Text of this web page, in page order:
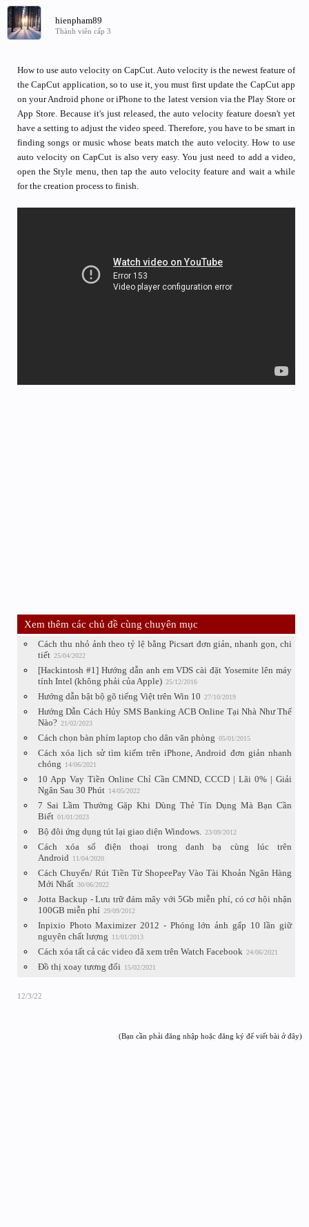
hienpham89
Thành viên cấp 3
How to use auto velocity on CapCut. Auto velocity is the newest feature of
the CapCut application, so to use it, you must first update the CapCut app
on your Android phone or iPhone to the latest version via the Play Store or
App Store. Because it's just released, the auto velocity feature doesn't yet
have a setting to adjust the video speed. Therefore, you have to be smart in
finding songs or music whose beats match the auto velocity. How to use
auto velocity on CapCut is also very easy. You just need to add a video,
open the Style menu, then tap the auto velocity feature and wait a while
for the creation process to finish.
Xem thêm các chủ đề cùng chuyên mục
Cách thu nhỏ ảnh theo tỷ lệ bằng Picsart đơn giản, nhanh gọn, chi
tiết 25/04/2022
[Hackintosh #1] Hướng dẫn anh em VDS cài đặt Yosemite lên máy
tính Intel (không phải của Apple) 25/12/2016
Hướng dẫn bật bộ gõ tiếng Việt trên Win 10 27/10/2019
Hướng Dẫn Cách Hủy SMS Banking ACB Online Tại Nhà Như Thế
Nào? 21/02/2023
Cách chọn bàn phím laptop cho dân văn phòng 05/01/2015
Cách xóa lịch sử tìm kiếm trên iPhone, Android đơn giản nhanh
chóng
14/06/2021
10 App Vay Tiền Online Chỉ Cần CMND, CCCD | Lãi 0% | Giải
Ngân Sau 30 Phút 14/05/2022
7 Sai Lầm Thường Gặp Khi Dùng Thẻ Tín Dụng Mà Bạn Cần
Biết 01/01/2023
Bộ đôi ứng dụng tút lại giao diện Windows. 23/09/2012
Cách xóa số điện thoại trong danh bạ cùng lúc trên
Android
11/04/2020
Cách Chuyển/ Rút Tiền Từ ShopeePay Vào Tài Khoản Ngân Hàng
Mới Nhất 30/06/2022
Jotta Backup - Lưu trữ đám mây với 5Gb miễn phí, có cơ hội nhận
100GB miễn phí 29/09/2012
Inpixio Photo Maximizer 2012 - Phóng lớn ảnh gấp 10 lần giữ
nguyên chất lượng
11/01/2013
Cách xóa tất cả các video đã xem trên Watch Facebook 24/06/2021
Đồ thị xoay tương đối 15/02/2021
12/3/22
(Bạn cần phải đăng nhập hoặc đăng ký để viết bài ở đây)